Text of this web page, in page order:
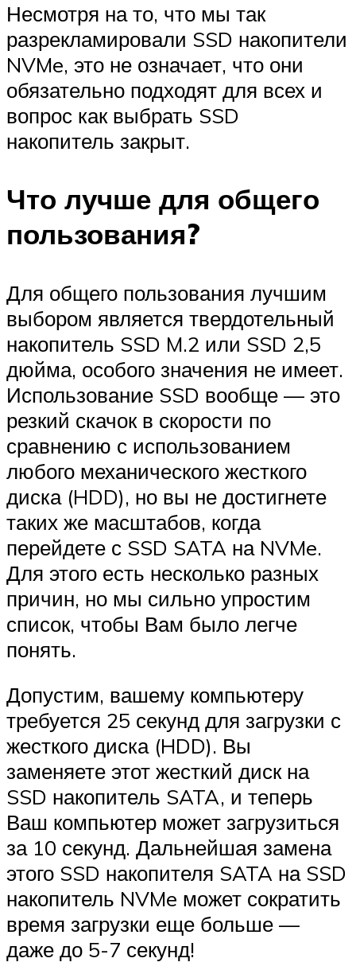
Несмотря на то, что мы так
разрекламировали SSD накопители
NVMe, это не означает, что они
обязательно подходят для всех и
вопрос как выбрать SSD
накопитель закрыт.
Что лучше для общего
пользования?
Для общего пользования лучшим
выбором является твердотельный
накопитель SSD M.2 или SSD 2,5
дюйма, особого значения не имеет.
Использование SSD вообще — это
резкий скачок в скорости по
сравнению с использованием
любого механического жесткого
диска (HDD), но вы не достигнете
таких же масштабов, когда
перейдете с SSD SATA на NVMe.
Для этого есть несколько разных
причин, но мы сильно упростим
список, чтобы Вам было легче
понять.
Допустим, вашему компьютеру
требуется 25 секунд для загрузки с
жесткого диска (HDD). Вы
заменяете этот жесткий диск на
SSD накопитель SATA, и теперь
Ваш компьютер может загрузиться
за 10 секунд. Дальнейшая замена
этого SSD накопителя SATA на SSD
накопитель NVMe может сократить
время загрузки еще больше —
даже до 5-7 секунд!